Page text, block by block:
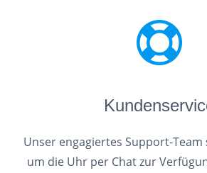
Unser engagiertes Support-
um die Uhr per Chat zur